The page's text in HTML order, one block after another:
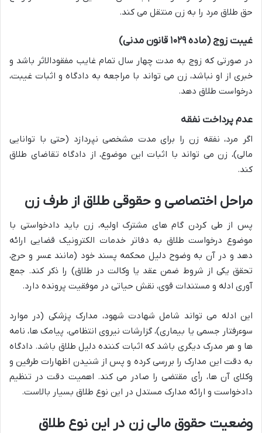
حق طلاق مرد را به زن منتقل می کند.
غیبت زوج (ماده ۱۰۲۹ قانون مدنی)
در صورتی که زوج به مدت چهار سال تمام غایب مفقودالاثر باشد و
خبری از او نباشد، زن می تواند با مراجعه به دادگاه و اثبات غیبت،
درخواست طلاق دهد.
عدم پرداخت نفقه
اگر مرد، نفقه زن را برای مدت مشخصی نپردازد (حتی با توانایی
مالی)، زن می تواند با اثبات این موضوع، از دادگاه تقاضای طلاق
کند.
مراحل اختصاصی و حقوقی طلاق از طرف زن
پس از طی کردن گام های مشترک اولیه، زن باید دادخواستی با
موضوع درخواست طلاق به دفاتر خدمات الکترونیک قضایی ارائه
دهد و در آن به وضوح دلیل محکمه پسند خود (مانند عسر و حرج،
تحقق یکی از شروط ضمن عقد یا وکالت در طلاق) را ذکر کند. جمع
آوری ادله و مستندات قوی، نقش حیاتی در موفقیت پرونده دارد.
این ادله می تواند شامل شهادت شهود، مدارک پزشکی (در موارد
سوءرفتار جسمی یا بیماری)، گزارشات نیروی انتظامی، پیامک ها، نامه
ها و هر مدرک دیگری باشد که اثبات کننده دلیل طلاق باشد. دادگاه
به دقت این مدارک را بررسی کرده و پس از شنیدن اظهارات طرفین و
وکلای آن ها، رأی مقتضی را صادر می کند. اهمیت دقت در تنظیم
دادخواست و ارائه مدارک مستدل در این نوع طلاق بسیار بالاست.
وضعیت حقوق مالی زن در این نوع طلاق